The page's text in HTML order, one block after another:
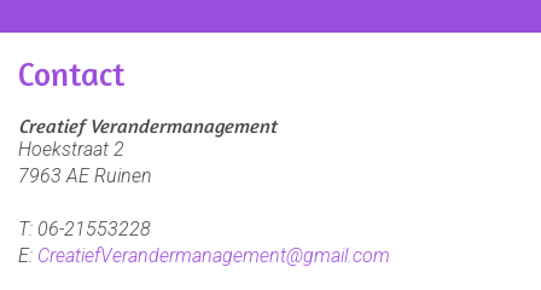
Contact
Creatief Verandermanagement
Hoekstraat 2
7963 AE Ruinen
T: 06-21553228
E: CreatiefVerandermanagement@gmail.com